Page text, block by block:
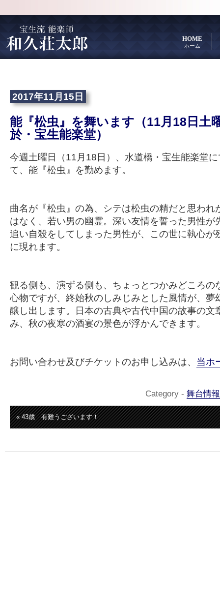
HOME
ホーム
2017年11月15日
能『松虫』を舞います（11月18日
於・宝生能楽堂）
今週土曜日（11月18日）、水道橋・宝生能楽堂
て、能『松虫』を勤めます。
曲名が『松虫』の為、シテは松虫の精だと思われ
はなく、若い男の幽霊。深い友情を誓った男性が
追い自殺をしてしまった男性が、この世に執心が
に現れます。
観る側も、演ずる側も、ちょっとつかみどころの
心物ですが、終始秋のしみじみとした風情が、夢
醸し出します。日本の古典や古代中国の故事の文
み、秋の夜寒の酒宴の景色が浮かんできます。
お問い合わせ及びチケットのお申し込みは、 当ホ
Category - 舞台情報
« 43歳 有難うございます！